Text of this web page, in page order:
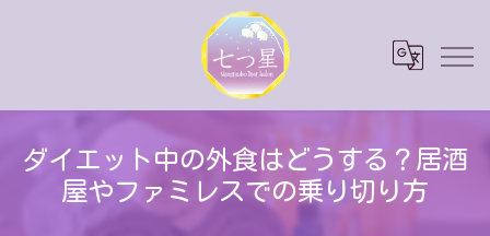
ダイエット中の外食はどうする？居酒
屋やファミレスでの乗り切り方